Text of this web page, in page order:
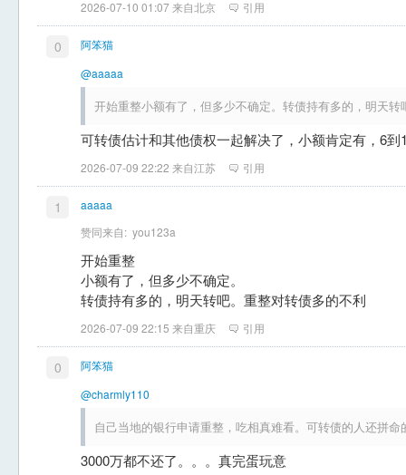
2026-07-10 01:07 来自北京 引用
0
阿笨猫
@aaaaa
开始重整小额有了，但多少不确定。转债持有多的，明天
可转债估计和其他债权一起解决了，小额肯定有，6到
2026-07-09 22:22 来自江苏 引用
1
aaaaa
赞同来自: you123a
开始重整
小额有了，但多少不确定。
转债持有多的，明天转吧。重整对转债多的不利
2026-07-09 22:15 来自重庆 引用
0
阿笨猫
@charmly110
自己当地的银行申请重整，吃相真难看。可转债的人还拼
3000万都不还了。。。真完蛋玩意